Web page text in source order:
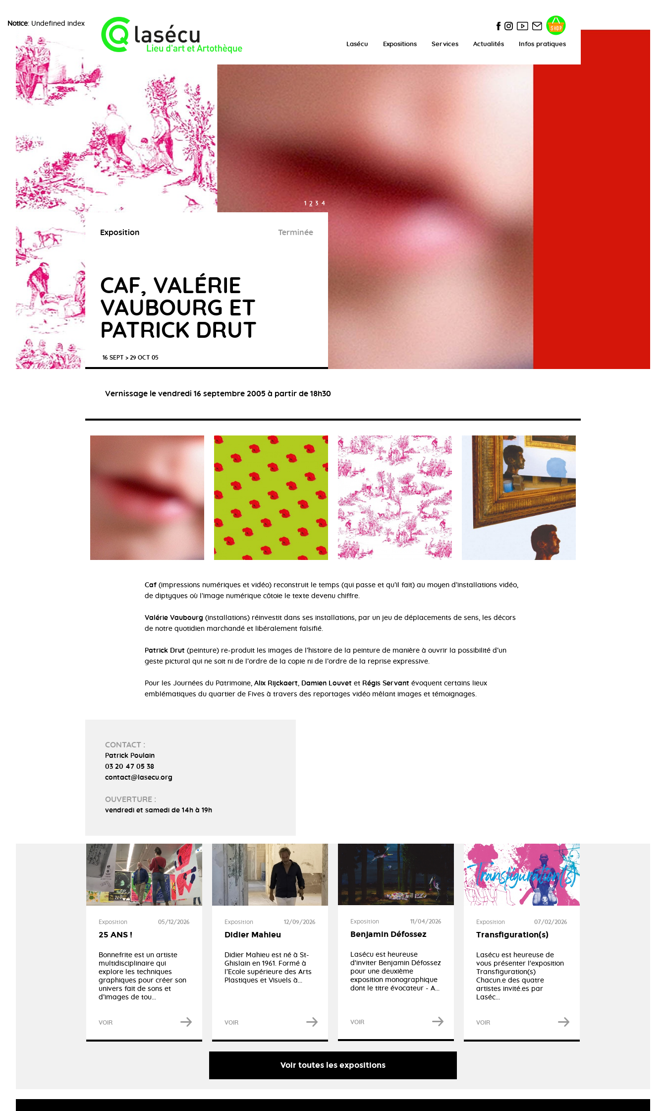
Notice: Undefined index: choice in/home/lasecuorpb/www/include/function.inc.php
Lasécu Expositions Services Actualités Infos pratiques
1 2 3 4
Exposition Terminée
CAF, VALÉRIE
VAUBOURG ET
PATRICK DRUT
16 SEPT > 29 OCT 05
Vernissage le vendredi 16 septembre 2005 à partir de 18h30
Caf (impressions numériques et vidéo) reconstruit le temps (qui passe et qu’il fait) au moyen d’installations vidéo,
de diptyques où l’image numérique côtoie le texte devenu chiffre.
Valérie Vaubourg (installations) réinvestit dans ses installations, par un jeu de déplacements de sens, les décors
de notre quotidien marchandé et libéralement falsifié.
Patrick Drut (peinture) re-produit les images de l’histoire de la peinture de manière à ouvrir la possibilité d’un
geste pictural qui ne soit ni de l’ordre de la copie ni de l’ordre de la reprise expressive.
Pour les Journées du Patrimoine, Alix Rijckaert Damien Louvet et Régis Servant évoquent certains lieux
emblématiques du quartier de Fives à travers des reportages vidéo mêlant images et témoignages.
CONTACT :
Patrick Poulain
03 20 47 05 38
contact@lasecu.org
OUVERTURE :
vendredi et samedi de 14h à 19h
Exposition 05/12/2026
25 ANS !
Bonnefrite est un artiste
multidisciplinaire qui
explore les techniques
graphiques pour créer son
univers fait de sons et
d’images de tou...
VOIR
Exposition 12/09/2026
Didier Mahieu
Didier Mahieu est né à St-
Ghislain en 1961. Formé à
l’Ecole supérieure des Arts
Plastiques et Visuels à...
VOIR
Exposition 11/04/2026
Benjamin Défossez
Lasécu est heureuse
d'inviter Benjamin Défossez
pour une deuxième
exposition monographique
dont le titre évocateur - A...
VOIR
Exposition 07/02/2026
Transfiguration(s)
Lasécu est heureuse de
vous présenter l'exposition
Transfiguration(s)
Chacun.e des quatre
artistes invité.es par
Laséc...
VOIR
Voir toutes les expositions